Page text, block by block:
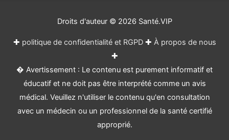
Droits d'auteur © 2026 Santé.VIP
✚ politique de confidentialité et RGPD✚ À propos de nous
✚
� Avertissement : Le contenu est purement informatif et
éducatif et ne doit pas être interprété comme un avis
médical. Veuillez n'utiliser le contenu qu'en consultation
avec un médecin ou un professionnel de la santé certifié
approprié.